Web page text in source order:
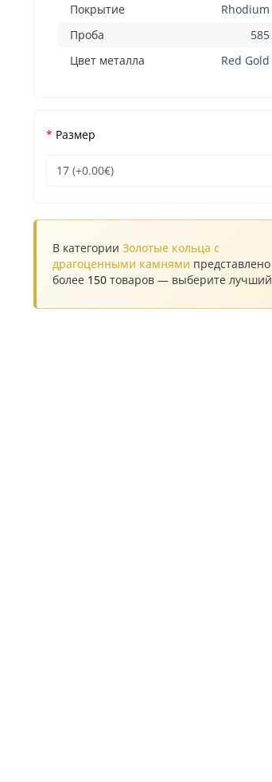
Покрытие
Rhodium
Проба
585
Цвет металла
Red Gold
Размер
В категорииЗолотые кольца с
драгоценными камнями представлено
более 150 товаров — выберите